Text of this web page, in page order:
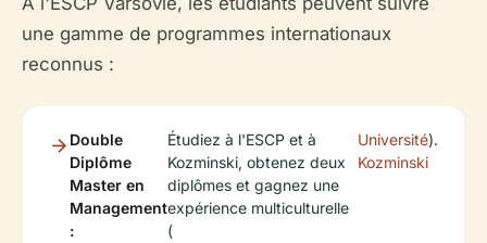
une gamme de programmes internationaux
reconnus :
Double
Diplôme
Master en
Management
:
Étudiez à l'ESCP et à
Kozminski, obtenez deux
diplômes et gagnez une
expérience multiculturelle
(
Université
Kozminski
).